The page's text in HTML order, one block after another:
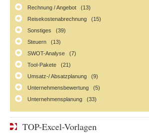
Rechnung / Angebot (13)
Reisekostenabrechnung (15)
Sonstiges (39)
Steuern (13)
SWOT-Analyse (7)
Tool-Pakete (21)
Umsatz-/ Absatzplanung (9)
Unternehmensbewertung (5)
Unternehmensplanung (33)
TOP-Excel-Vorlagen